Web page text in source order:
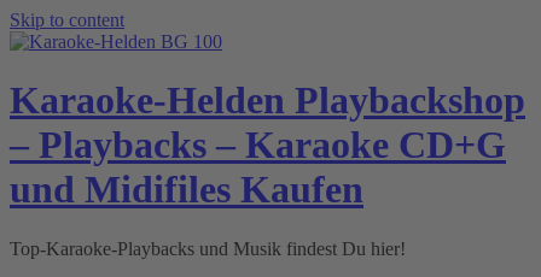
Skip to content
Karaoke-Helden Playbackshop
– Playbacks – Karaoke CD+G
und Midifiles Kaufen
Top-Karaoke-Playbacks und Musik findest Du hier!